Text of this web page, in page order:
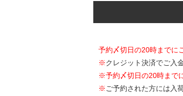
予約〆切日の20時までに
※クレジット決済でご入
※予約〆切日の20時まで
※ ご予約された方には入